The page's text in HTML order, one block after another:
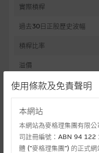
實際槓桿
過去30日正股歷史波幅
槓桿比率
溢價
引伸波幅
上市日(日-月-年)
最後交易日(日-月-年)
使用條款及免責聲明
本網站
本網站為麥格理集團有限
司註冊編號：ABN 94 122
體 (”麥格理集團”) 的正式網